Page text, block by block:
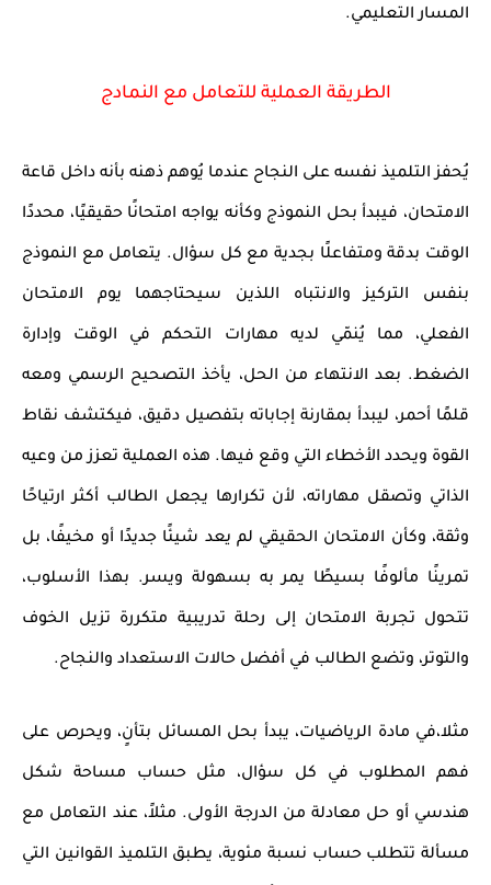
المسار التعليمي.
الطريقة العملية للتعامل مع النمادج
يُحفز التلميذ نفسه على النجاح عندما يُوهم ذهنه بأنه داخل قاعة
الامتحان، فيبدأ بحل النموذج وكأنه يواجه امتحانًا حقيقيًا، محددًا
الوقت بدقة ومتفاعلًا بجدية مع كل سؤال. يتعامل مع النموذج
بنفس التركيز والانتباه اللذين سيحتاجهما يوم الامتحان
الفعلي، مما يُنمّي لديه مهارات التحكم في الوقت وإدارة
الضغط. بعد الانتهاء من الحل، يأخذ التصحيح الرسمي ومعه
قلمًا أحمر، ليبدأ بمقارنة إجاباته بتفصيل دقيق، فيكتشف نقاط
القوة ويحدد الأخطاء التي وقع فيها. هذه العملية تعزز من وعيه
الذاتي وتصقل مهاراته، لأن تكرارها يجعل الطالب أكثر ارتياحًا
وثقة، وكأن الامتحان الحقيقي لم يعد شيئًا جديدًا أو مخيفًا، بل
تمرينًا مألوفًا بسيطًا يمر به بسهولة ويسر. بهذا الأسلوب،
تتحول تجربة الامتحان إلى رحلة تدريبية متكررة تزيل الخوف
والتوتر، وتضع الطالب في أفضل حالات الاستعداد والنجاح.
مثلا،في مادة الرياضيات، يبدأ بحل المسائل بتأنٍ، ويحرص على
فهم المطلوب في كل سؤال، مثل حساب مساحة شكل
هندسي أو حل معادلة من الدرجة الأولى. مثلاً، عند التعامل مع
مسألة تتطلب حساب نسبة مئوية، يطبق التلميذ القوانين التي